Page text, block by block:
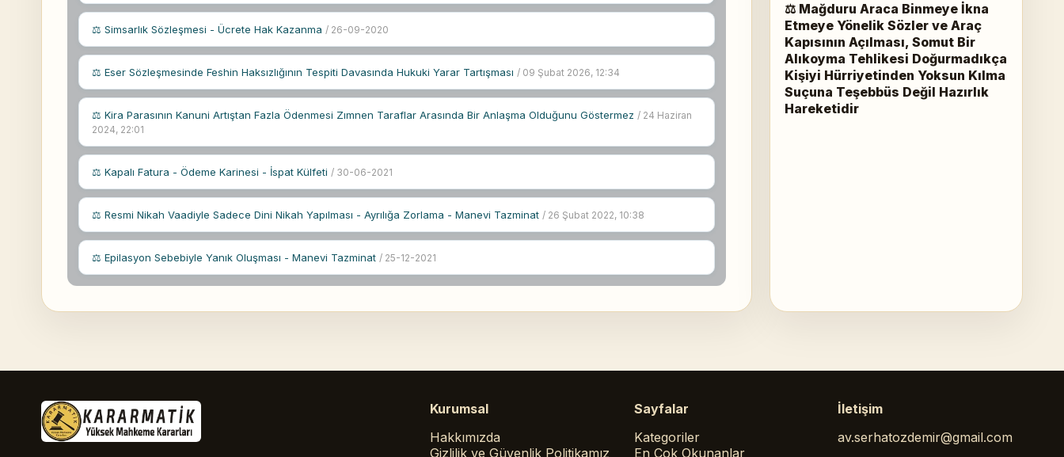
⚖ Simsarlık Sözleşmesi - Ücrete Hak Kazanma / 26-09-2020
⚖ Eser Sözleşmesinde Feshin Haksızlığının Tespiti Davasında Hukuki Yarar Tartışması / 09 Şubat 2026, 12:34
⚖ Kira Parasının Kanuni Artıştan Fazla Ödenmesi Zımnen Taraflar Arasında Bir Anlaşma Olduğunu Göstermez / 24 Haziran
2024, 22:01
⚖ Kapalı Fatura - Ödeme Karinesi - İspat Külfeti / 30-06-2021
⚖ Resmi Nikah Vaadiyle Sadece Dini Nikah Yapılması - Ayrılığa Zorlama - Manevi Tazminat / 26 Şubat 2022, 10:38
⚖ Epilasyon Sebebiyle Yanık Oluşması - Manevi Tazminat / 25-12-2021
⚖ Mağduru Araca Binmeye İkna
Etmeye Yönelik Sözler ve Araç
Kapısının Açılması, Somut Bir
Alıkoyma Tehlikesi Doğurmadıkça
Kişiyi Hürriyetinden Yoksun Kılma
Suçuna Teşebbüs Değil Hazırlık
Hareketidir
Kurumsal
Hakkımızda
Gizlilik ve Güvenlik Politikamız
Sayfalar
Kategoriler
En Çok Okunanlar
İletişim
av.serhatozdemir@gmail.com